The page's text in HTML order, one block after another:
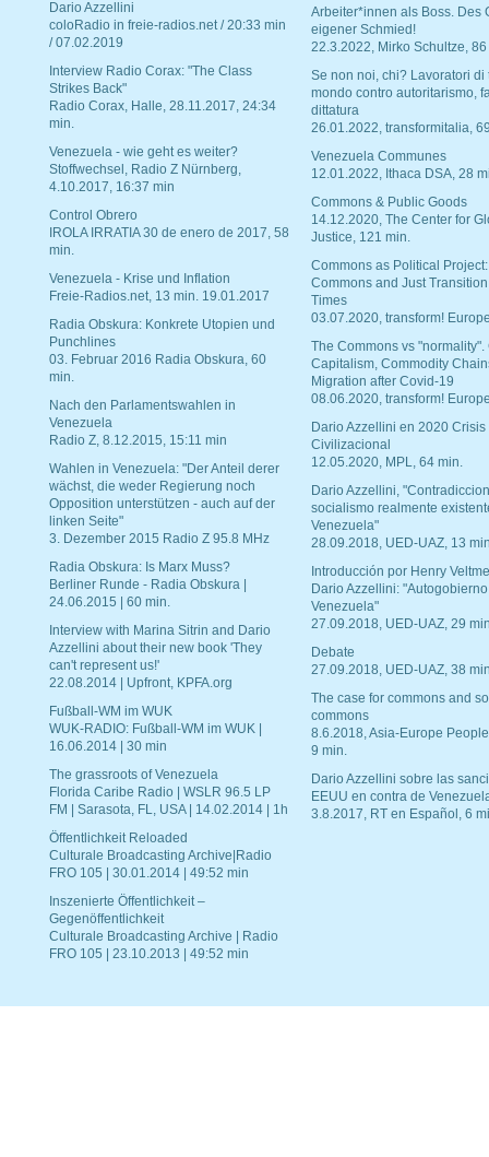
Dario Azzellini
coloRadio in freie-radios.net / 20:33 min
/ 07.02.2019
Interview Radio Corax: "The Class
Strikes Back"
Radio Corax, Halle, 28.11.2017, 24:34
min.
Venezuela - wie geht es weiter?
Stoffwechsel, Radio Z Nürnberg,
4.10.2017, 16:37 min
Control Obrero
IROLA IRRATIA 30 de enero de 2017, 58
min.
Venezuela - Krise und Inflation
Freie-Radios.net, 13 min. 19.01.2017
Radia Obskura: Konkrete Utopien und
Punchlines
03. Februar 2016 Radia Obskura, 60
min.
Nach den Parlamentswahlen in
Venezuela
Radio Z, 8.12.2015, 15:11 min
Wahlen in Venezuela: "Der Anteil derer
wächst, die weder Regierung noch
Opposition unterstützen - auch auf der
linken Seite"
3. Dezember 2015 Radio Z 95.8 MHz
Radia Obskura: Is Marx Muss?
Berliner Runde - Radia Obskura |
24.06.2015 | 60 min.
Interview with Marina Sitrin and Dario
Azzellini about their new book 'They
can't represent us!'
22.08.2014 | Upfront, KPFA.org
Fußball-WM im WUK
WUK-RADIO: Fußball-WM im WUK |
16.06.2014 | 30 min
The grassroots of Venezuela
Florida Caribe Radio | WSLR 96.5 LP
FM | Sarasota, FL, USA | 14.02.2014 | 1h
Öffentlichkeit Reloaded
Culturale Broadcasting Archive|Radio
FRO 105 | 30.01.2014 | 49:52 min
Inszenierte Öffentlichkeit –
Gegenöffentlichkeit
Culturale Broadcasting Archive | Radio
FRO 105 | 23.10.2013 | 49:52 min
Arbeiter*innen als Boss. Des
eigener Schmied!
22.3.2022, Mirko Schultze, 86
Se non noi, chi? Lavoratori di
mondo contro autoritarismo,
dittatura
26.01.2022, transformitalia,
Venezuela Communes
12.01.2022, Ithaca DSA, 28
Commons & Public Goods
14.12.2020, The Center for
Justice, 121 min.
Commons as Political Project:
Commons and Just
Times
03.07.2020, transform!
The Commons vs "normality".
Capitalism, Commodity
Migration after Covid-19
08.06.2020, transform!
Dario Azzellini en 2020 Crisis
Civilizacional
12.05.2020, MPL, 64 min.
Dario Azzellini,
socialismo realmente
Venezuela"
28.09.2018, UED-UAZ, 13
Introducción por Henry
Dario Azzellini:
Venezuela"
27.09.2018, UED-UAZ, 29
Debate
27.09.2018, UED-UAZ, 38
The case for commons and
commons
8.6.2018, Asia-Europe
9 min.
Dario Azzellini sobre las
EEUU en contra de
3.8.2017, RT en Español, 6